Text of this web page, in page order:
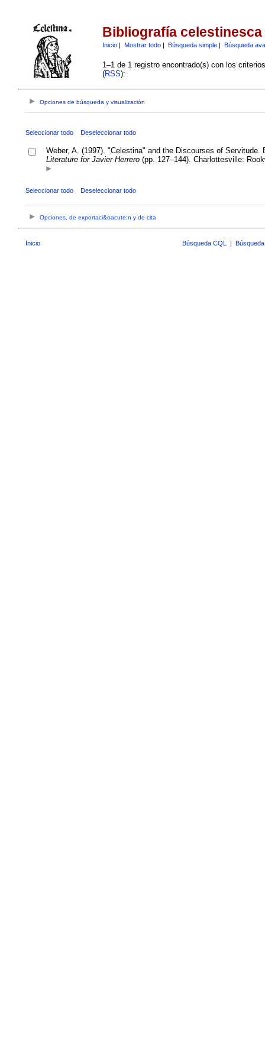
Bibliografía celestinesca
Inicio| Mostrar todo| Búsqueda simple| Búsqueda
1–1 de 1 registro encontrado(s) con los
(RSS):
Opciones de búsqueda y visualización
Seleccionar todo Deseleccionar todo
Weber, A. (1997). "Celestina" and the Discourses of
Literature for Javier Herrero(pp. 127–144). Charlottesville:
Seleccionar todo Deseleccionar todo
Opciones, de exportaci&oacute;n y de cita
Inicio Búsqueda CQL |